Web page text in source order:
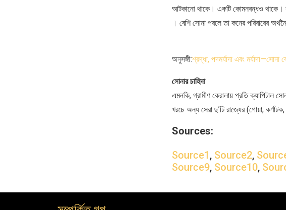
আটকানো থাকে। একটি কোমনবন্ধও থাকে।
। বেশি সোনা পরলে তা কনের পরিবারের
অনুসঙ্গী:শ্রদ্ধা, পদমর্যাদা এবং মর্যাদা—সোনা
সোনার চাহিদা
এমনকি, গ্রামীণ কেরালায় প্রতি ক্যাপিটাল
খরচে অন্য সেরা ছ’টি রাজ্যের (গোয়া,
Sources:
Source1, Source2,
Source9, Source10,